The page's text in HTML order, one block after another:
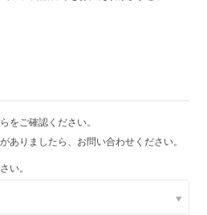
をご確認ください。
ありましたら、お問い合わせください。
い。